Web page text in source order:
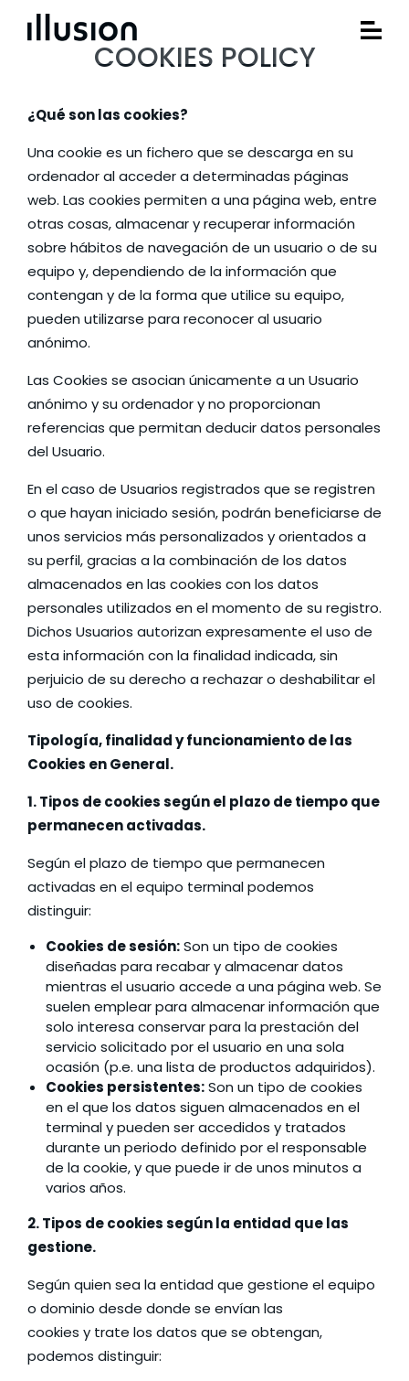
COOKIES POLICY
¿Qué son las cookies?
Una cookie es un fichero que se descarga en su
ordenador al acceder a determinadas páginas
web. Las cookies permiten a una página web, entre
otras cosas, almacenar y recuperar información
sobre hábitos de navegación de un usuario o de su
equipo y, dependiendo de la información que
contengan y de la forma que utilice su equipo,
pueden utilizarse para reconocer al usuario
anónimo.
Las Cookies se asocian únicamente a un Usuario
anónimo y su ordenador y no proporcionan
referencias que permitan deducir datos personales
del Usuario.
En el caso de Usuarios registrados que se registren
o que hayan iniciado sesión, podrán beneficiarse de
unos servicios más personalizados y orientados a
su perfil, gracias a la combinación de los datos
almacenados en las cookies con los datos
personales utilizados en el momento de su registro.
Dichos Usuarios autorizan expresamente el uso de
esta información con la finalidad indicada, sin
perjuicio de su derecho a rechazar o deshabilitar el
uso de cookies.
Tipología, finalidad y funcionamiento de las
Cookies en General.
1. Tipos de cookies según el plazo de tiempo que
permanecen activadas.
Según el plazo de tiempo que permanecen
activadas en el equipo terminal podemos
distinguir:
Cookies de sesión:Son un tipo de cookies
diseñadas para recabar y almacenar datos
mientras el usuario accede a una página web. Se
suelen emplear para almacenar información que
solo interesa conservar para la prestación del
servicio solicitado por el usuario en una sola
ocasión (p.e. una lista de productos adquiridos).
Cookies persistentes:Son un tipo de cookies
en el que los datos siguen almacenados en el
terminal y pueden ser accedidos y tratados
durante un periodo definido por el responsable
de la cookie, y que puede ir de unos minutos a
varios años.
2. Tipos de cookies según la entidad que las
gestione.
Según quien sea la entidad que gestione el equipo
o dominio desde donde se envían las
cookies y trate los datos que se obtengan,
podemos distinguir:
letter*